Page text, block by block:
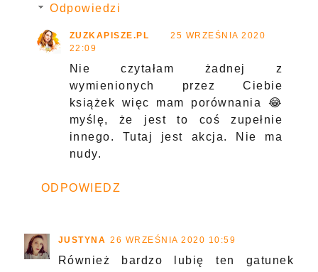
Odpowiedzi
ZUZKAPISZE.PL
25 WRZEŚNIA 2020
22:09
Nie czytałam żadnej z
wymienionych przez Ciebie
książek więc mam porównania 😂
myślę, że jest to coś zupełnie
innego. Tutaj jest akcja. Nie ma
nudy.
ODPOWIEDZ
JUSTYNA 26 WRZEŚNIA 2020 10:59
Również bardzo lubię ten gatunek